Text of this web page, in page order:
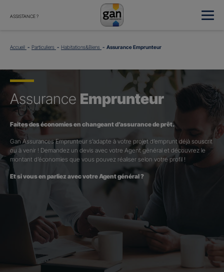
ASSISTANCE ?
Accueil Particuliers Habitations&Biens Assurance Emprunteur
Assurance Emprunteur
Faites des économies en changeant d’assurance de prêt.
Gan Assurances Emprunteur s’adapte à votre projet d’emprunt déjà souscrit
ou à venir ! Demandez un devis avec votre Agent général et découvrez le
montant d’économies que vous pouvez réaliser selon votre profil !
Et si vous en parliez avec votre Agent général ?